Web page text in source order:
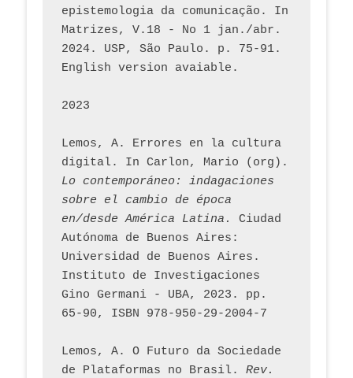
epistemologia da comunicação. In
Matrizes, V.18 - No 1 jan./abr.
2024. USP, São Paulo. p. 75-91.
English version avaiable.
2023
Lemos, A. Errores en la cultura
Lo contemporáneo: indagaciones
sobre el cambio de época
en/desde América Latina.
Ciudad
Autónoma de Buenos Aires:
Universidad de Buenos Aires.
Instituto de Investigaciones
Gino Germani - UBA, 2023. pp.
65-90, ISBN 978-950-29-2004-7
Lemos, A. O Futuro da Sociedade
de Plataformas no Brasil. Rev.